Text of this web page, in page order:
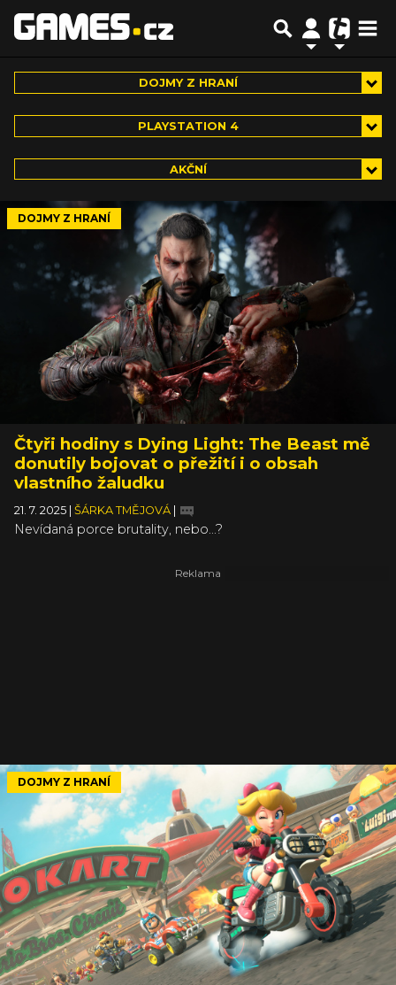
DOJMY Z HRANÍ
PLAYSTATION 4
AKČNÍ
DOJMY Z HRANÍ
Čtyři hodiny s Dying Light: The Beast mě
donutily bojovat o přežití i o obsah
vlastního žaludku
21. 7. 2025 ŠÁRKA TMĚJOVÁ
Nevídaná porce brutality, nebo...?
DOJMY Z HRANÍ